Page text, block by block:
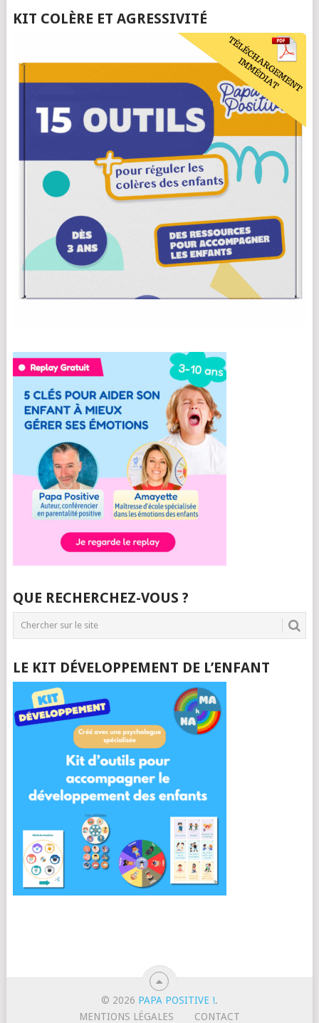
KIT COLÈRE ET AGRESSIVITÉ
QUE RECHERCHEZ-VOUS ?
LE KIT DÉVELOPPEMENT DE L’ENFANT
© 2026 PAPA POSITIVE !.
MENTIONS LÉGALES
CONTACT